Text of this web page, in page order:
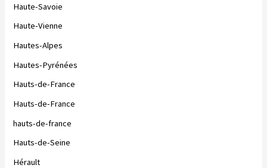
Haute-Savoie
Haute-Vienne
Hautes-Alpes
Hautes-Pyrénées
Hauts-de-France
Hauts-de-France
hauts-de-france
Hauts-de-Seine
Hérault